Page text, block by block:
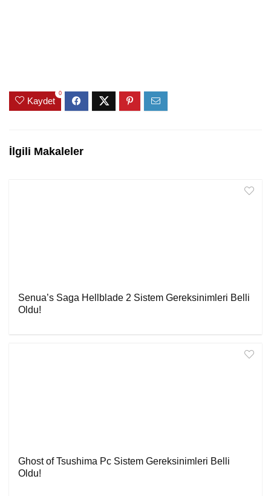
Kaydet
0
İlgili Makaleler
Senua’s Saga Hellblade 2 Sistem Gereksinimleri Belli
Oldu!
Ghost of Tsushima Pc Sistem Gereksinimleri Belli
Oldu!